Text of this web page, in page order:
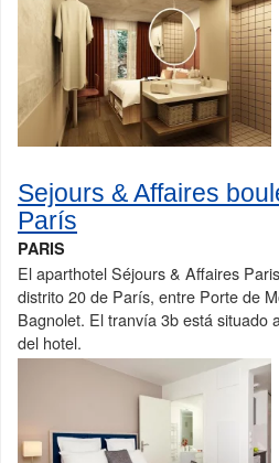
Sejours & Affaires
París
PARIS
El aparthotel Séjours & Affaires
distrito 20 de París, entre Porte de
Bagnolet. El tranvía 3b está situado
del hotel.